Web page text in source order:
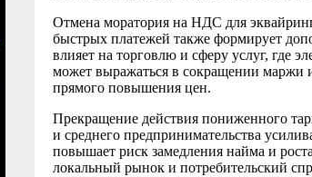
Отмена моратория на НДС для
быстрых платежей также формирует
влияет на торговлю и сферу услуг, где
может выражаться в сокращении маржи
прямого повышения цен.
Прекращение действия пониженного
и среднего предпринимательства
повышает риск замедления найма и
локальный рынок и потребительский